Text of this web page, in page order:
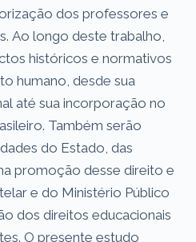
dos professores e
Ao longo deste trabalho,
históricos e normativos
humano, desde sua
até sua incorporação no
Também serão
do Estado, das
promoção desse direito e
e do Ministério Público
dos direitos educacionais
O presente estudo